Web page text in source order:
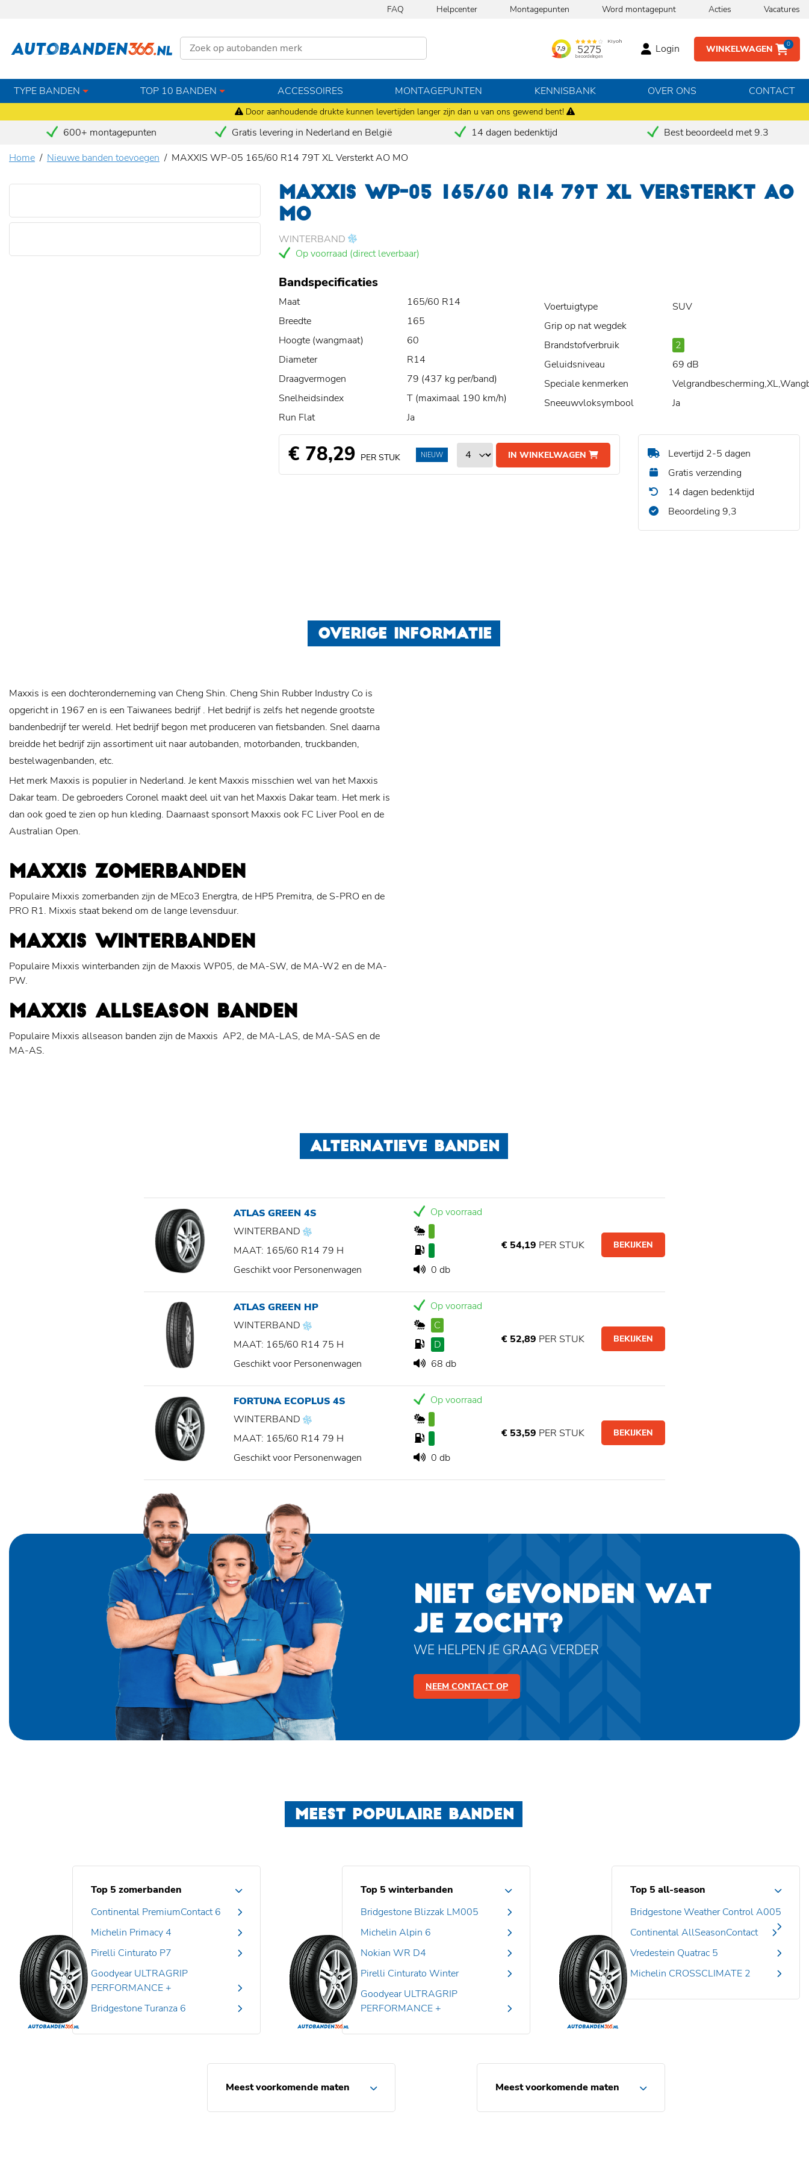
Door aanhoudende drukte kunnen levertijden langer zijn dan u van ons gewend bent!
FAQ Helpcenter Montagepunten Word montagepunt Acties Vacatures
WINKELWAGEN 0
Login
TYPE BANDEN TOP 10 BANDEN ACCESSOIRES MONTAGEPUNTEN KENNISBANK OVER ONS CONTACT
600+ montagepunten Gratis levering in Nederland en België 14 dagen bedenktijd
Best beoordeeld met 9.3
Home
Nieuwe banden toevoegen MAXXIS WP-05 165/60 R14 79T XL Versterkt AO MO
MAXXIS WP-05 165/60 R14 79T XL VERSTERKT AO
MO
WINTERBAND
Op voorraad (direct leverbaar)
Bandspecificaties
Maat
165/60 R14
Breedte
165
Hoogte (wangmaat)
60
Diameter
R14
Draagvermogen
79 (437 kg per/band)
Snelheidsindex
T (maximaal 190 km/h)
Run Flat
Ja
Voertuigtype
SUV
Grip op nat wegdek
Brandstofverbruik
2
Geluidsniveau
69 dB
Speciale kenmerken
Sneeuwvloksymbool
Ja
€ 78,29 PER STUK IN WINKELWAGEN
NIEUW
Levertijd 2-5 dagen
Gratis verzending
14 dagen bedenktijd
Beoordeling 9,3
OVERIGE INFORMATIE
Maxxis is een dochteronderneming van Cheng Shin. Cheng Shin Rubber Industry Co is
opgericht in 1967 en is een Taiwanees bedrijf . Het bedrijf is zelfs het negende grootste
bandenbedrijf ter wereld. Het bedrijf begon met produceren van fietsbanden. Snel daarna
breidde het bedrijf zijn assortiment uit naar autobanden, motorbanden, truckbanden,
bestelwagenbanden, etc.
Het merk Maxxis is populier in Nederland. Je kent Maxxis misschien wel van het Maxxis
Dakar team. De gebroeders Coronel maakt deel uit van het Maxxis Dakar team. Het merk is
dan ook goed te zien op hun kleding. Daarnaast sponsort Maxxis ook FC Liver Pool en de
Australian Open.
MAXXIS ZOMERBANDEN
Populaire Mixxis zomerbanden zijn de MEco3 Energtra, de HP5 Premitra, de S-PRO en de
PRO R1. Mixxis staat bekend om de lange levensduur.
MAXXIS WINTERBANDEN
Populaire Mixxis winterbanden zijn de Maxxis WP05, de MA-SW, de MA-W2 en de MA-
PW.
MAXXIS ALLSEASON BANDEN
Populaire Mixxis allseason banden zijn de Maxxis AP2, de MA-LAS, de MA-SAS en de
MA-AS.
ALTERNATIEVE BANDEN
ATLAS GREEN 4S
WINTERBAND
MAAT: 165/60 R14 79 H
Geschikt voor Personenwagen
Op voorraad
0 db
€ 54,19 PER STUK BEKIJKEN
ATLAS GREEN HP
WINTERBAND
MAAT: 165/60 R14 75 H
Geschikt voor Personenwagen
Op voorraad
C
D
68 db
€ 52,89 PER STUK BEKIJKEN
FORTUNA ECOPLUS 4S
WINTERBAND
MAAT: 165/60 R14 79 H
Geschikt voor Personenwagen
Op voorraad
0 db
€ 53,59 PER STUK BEKIJKEN
NIET GEVONDEN WAT
JE ZOCHT?
WE HELPEN JE GRAAG VERDER
NEEM CONTACT OP
MEEST POPULAIRE BANDEN
Top 5 zomerbanden
Continental PremiumContact 6
Michelin Primacy 4
Pirelli Cinturato P7
Goodyear ULTRAGRIP
PERFORMANCE +
Bridgestone Turanza 6
Top 5 winterbanden
Bridgestone Blizzak LM005
Michelin Alpin 6
Nokian WR D4
Pirelli Cinturato Winter
Goodyear ULTRAGRIP
PERFORMANCE +
Top 5 all-season
Bridgestone Weather Control A005
Continental AllSeasonContact
Vredestein Quatrac 5
Michelin CROSSCLIMATE 2
Meest voorkomende maten Meest voorkomende maten